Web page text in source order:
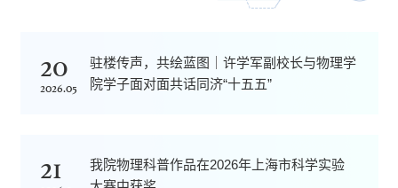
20
2026.05
驻楼传声，共绘蓝图｜许学军副校长与物理学
院学子面对面共话同济“十五五”
21
我院物理科普作品在2026年上海市科学实验